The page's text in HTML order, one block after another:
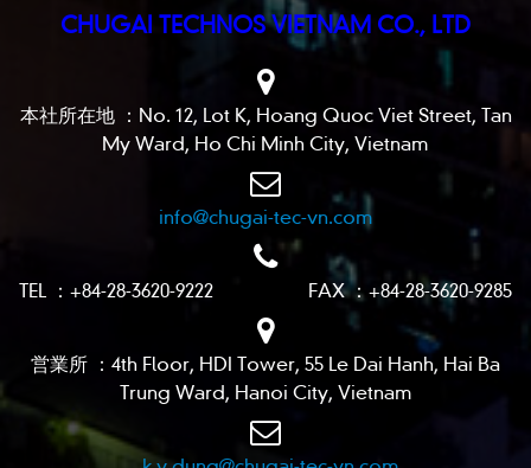
CHUGAI TECHNOS VIETNAM CO., LTD
本社所在地 ：No. 12, Lot K, Hoang Quoc Viet Street, Tan
My Ward, Ho Chi Minh City, Vietnam
info@chugai-tec-vn.com
TEL ：+84-28-3620-9222 FAX ：+84-28-3620-9285
営業所 ：4th Floor, HDI Tower, 55 Le Dai Hanh, Hai Ba
Trung Ward, Hanoi City, Vietnam